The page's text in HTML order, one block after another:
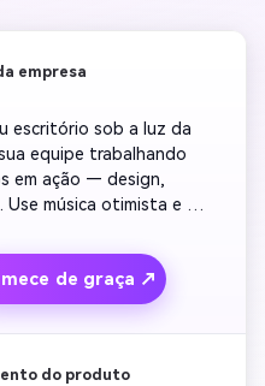
empresa
escritório sob a luz da
equipe trabalhando
em ação — design,
música otimista e
sobreposições de
Termine com a
para uma marca
de graça ↗
do produto